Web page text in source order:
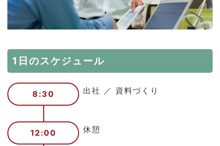
1日のスケジュール
8:30 出社 ／ 資料づくり
12:00 休憩